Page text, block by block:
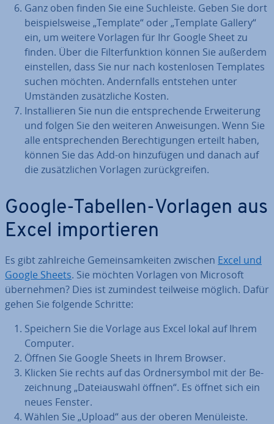
Ganz oben finden Sie eine Such­leis­te. Geben Sie dort
bei­spiels­wei­se „Template“ oder „Template Gallery“
ein, um weitere Vorlagen für Ihr Google Sheet zu
finden. Über die Fil­ter­funk­ti­on können Sie außerdem
ein­stel­len, dass Sie nur nach kos­ten­lo­sen Templates
suchen möchten. An­dern­falls entstehen unter
Umständen zu­sätz­li­che Kosten.
In­stal­lie­ren Sie nun die ent­spre­chen­de Er­wei­te­rung
und folgen Sie den weiteren An­wei­sun­gen. Wenn Sie
alle ent­spre­chen­den Be­rech­ti­gun­gen erteilt haben,
können Sie das Add-on hin­zu­fü­gen und danach auf
die zu­sätz­li­chen Vorlagen zu­rück­grei­fen.
Google-Tabellen-Vorlagen aus
Excel im­por­tie­ren
Es gibt zahl­rei­che Ge­mein­sam­kei­ten zwischen Excel und
Google Sheets. Sie möchten Vorlagen von Microsoft
über­neh­men? Dies ist zumindest teilweise möglich. Dafür
gehen Sie folgende Schritte:
Speichern Sie die Vorlage aus Excel lokal auf Ihrem
Computer.
Öffnen Sie Google Sheets in Ihrem Browser.
Klicken Sie rechts auf das Ord­ner­sym­bol mit der Be­
zeich­nung „Da­tei­aus­wahl öffnen“. Es öffnet sich ein
neues Fenster.
Wählen Sie „Upload“ aus der oberen Me­nü­leis­te.